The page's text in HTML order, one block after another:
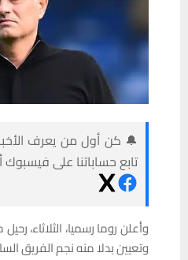
🔔 كن أول من يعرف
تابع حساباتنا على
وأعلن روما رسميا، الثلاثاء،
وتعيين بدلا منه نجم الفريق